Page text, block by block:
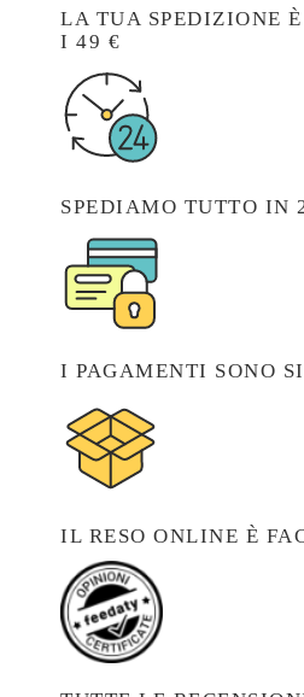
LA TUA SPEDIZIONE
I 49 €
SPEDIAMO TUTTO IN
I PAGAMENTI SONO
IL RESO ONLINE È